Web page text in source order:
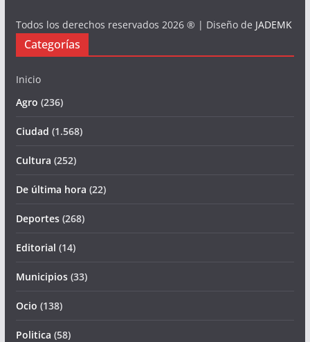
Todos los derechos reservados 2026 ® | Diseño de JADEMK
Categorías
Inicio
Agro (236)
Ciudad (1.568)
Cultura (252)
De última hora (22)
Deportes(268)
Editorial (14)
Municipios(33)
Ocio (138)
Politica (58)